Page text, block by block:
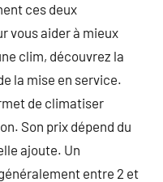
ces deux
vous aider à mieux
clim, découvrez la
la mise en service.
de climatiser
Son prix dépend du
ajoute. Un
entre 2 et